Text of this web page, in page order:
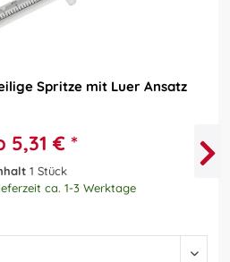
Spritze mit Luer Ansatz
5,31 € *
1 Stück
ca. 1-3 Werktage